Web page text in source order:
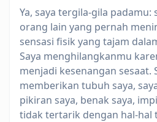
Ya, saya tergila-gila padamu:
orang lain yang pernah
sensasi fisik yang tajam
Saya menghilangkanmu
menjadi kesenangan sesaat.
memberikan tubuh saya,
pikiran saya, benak saya,
tidak tertarik dengan hal-hal